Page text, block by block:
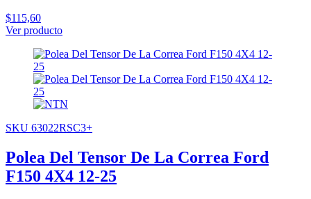
$115,60
Ver producto
SKU 63022RSC3+
Polea Del Tensor De La Correa Ford
F150 4X4 12-25